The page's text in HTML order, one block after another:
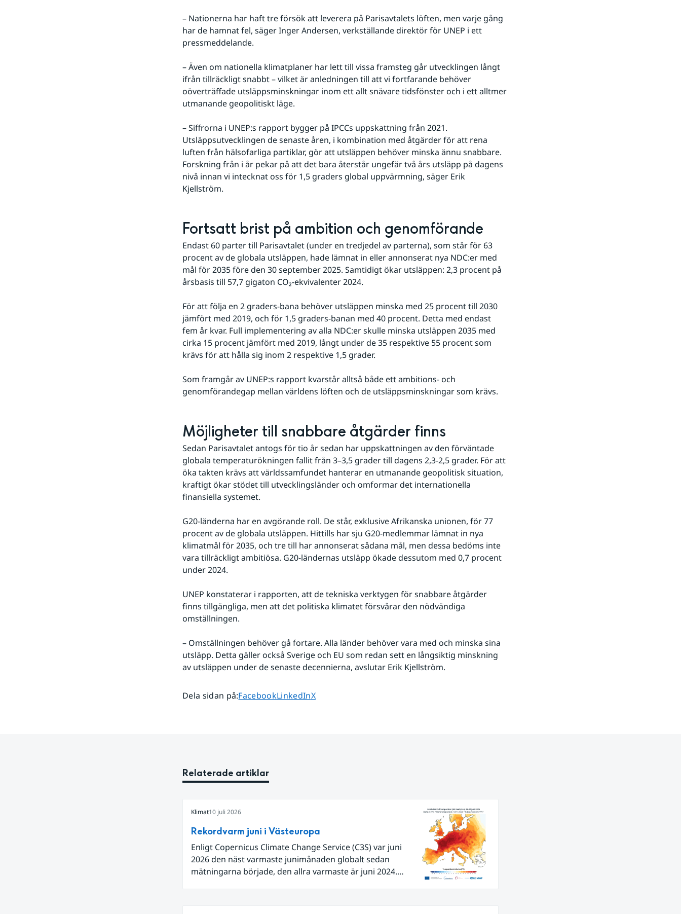
– Nationerna har haft tre försök att leverera på Parisavtalets löften, men varje gång
har de hamnat fel, säger Inger Andersen, verkställande direktör för UNEP i ett
pressmeddelande.
– Även om nationella klimatplaner har lett till vissa framsteg går utvecklingen långt
ifrån tillräckligt snabbt – vilket är anledningen till att vi fortfarande behöver
oöverträffade utsläppsminskningar inom ett allt snävare tidsfönster och i ett alltmer
utmanande geopolitiskt läge.
– Siffrorna i UNEP:s rapport bygger på IPCCs uppskattning från 2021.
Utsläppsutvecklingen de senaste åren, i kombination med åtgärder för att rena
luften från hälsofarliga partiklar, gör att utsläppen behöver minska ännu snabbare.
Forskning från i år pekar på att det bara återstår ungefär två års utsläpp på dagens
nivå innan vi intecknat oss för 1,5 graders global uppvärmning, säger Erik
Kjellström.
Fortsatt brist på ambition och genomförande
Endast 60 parter till Parisavtalet (under en tredjedel av parterna), som står för 63
procent av de globala utsläppen, hade lämnat in eller annonserat nya NDC:er med
mål för 2035 före den 30 september 2025. Samtidigt ökar utsläppen: 2,3 procent på
årsbasis till 57,7 gigaton CO₂-ekvivalenter 2024.
För att följa en 2 graders-bana behöver utsläppen minska med 25 procent till 2030
jämfört med 2019, och för 1,5 graders-banan med 40 procent. Detta med endast
fem år kvar. Full implementering av alla NDC:er skulle minska utsläppen 2035 med
cirka 15 procent jämfört med 2019, långt under de 35 respektive 55 procent som
krävs för att hålla sig inom 2 respektive 1,5 grader.
Som framgår av UNEP:s rapport kvarstår alltså både ett ambitions- och
genomförandegap mellan världens löften och de utsläppsminskningar som krävs.
Möjligheter till snabbare åtgärder finns
Sedan Parisavtalet antogs för tio år sedan har uppskattningen av den förväntade
globala temperaturökningen fallit från 3–3,5 grader till dagens 2,3-2,5 grader. För att
öka takten krävs att världssamfundet hanterar en utmanande geopolitisk situation,
kraftigt ökar stödet till utvecklingsländer och omformar det internationella
finansiella systemet.
G20-länderna har en avgörande roll. De står, exklusive Afrikanska unionen, för 77
procent av de globala utsläppen. Hittills har sju G20-medlemmar lämnat in nya
klimatmål för 2035, och tre till har annonserat sådana mål, men dessa bedöms inte
vara tillräckligt ambitiösa. G20-ländernas utsläpp ökade dessutom med 0,7 procent
under 2024.
UNEP konstaterar i rapporten, att de tekniska verktygen för snabbare åtgärder
finns tillgängliga, men att det politiska klimatet försvårar den nödvändiga
omställningen.
– Omställningen behöver gå fortare. Alla länder behöver vara med och minska sina
utsläpp. Detta gäller också Sverige och EU som redan sett en långsiktig minskning
av utsläppen under de senaste decennierna, avslutar Erik Kjellström.
Dela sidan på:Dela sidan på
FacebookDela sidan på
LinkedInDela sidan på
X
Relaterade artiklar
Klimat10 juli 2026
Rekordvarm juni i Västeuropa
Enligt Copernicus Climate Change Service (C3S) var juni
2026 den näst varmaste junimånaden globalt sedan
mätningarna började, den allra varmaste är juni 2024.